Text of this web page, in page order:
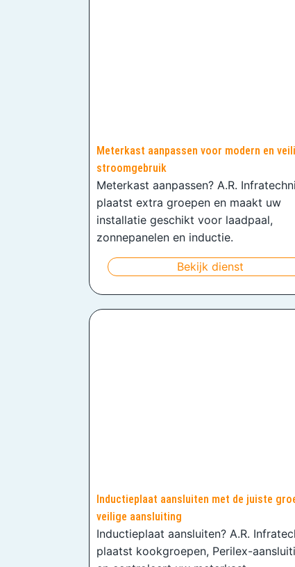
Meterkast aanpassen voor modern en
stroomgebruik
Meterkast aanpassen? A.R.
plaatst extra groepen en maakt uw
installatie geschikt voor laadpaal,
zonnepanelen en inductie.
Bekijk dienst
Inductieplaat aansluiten met de juiste
veilige aansluiting
Inductieplaat aansluiten? A.R.
plaatst kookgroepen, Perilex-